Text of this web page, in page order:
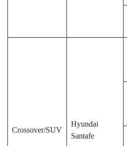
Crossover/SUV
Hyundai
Santafe